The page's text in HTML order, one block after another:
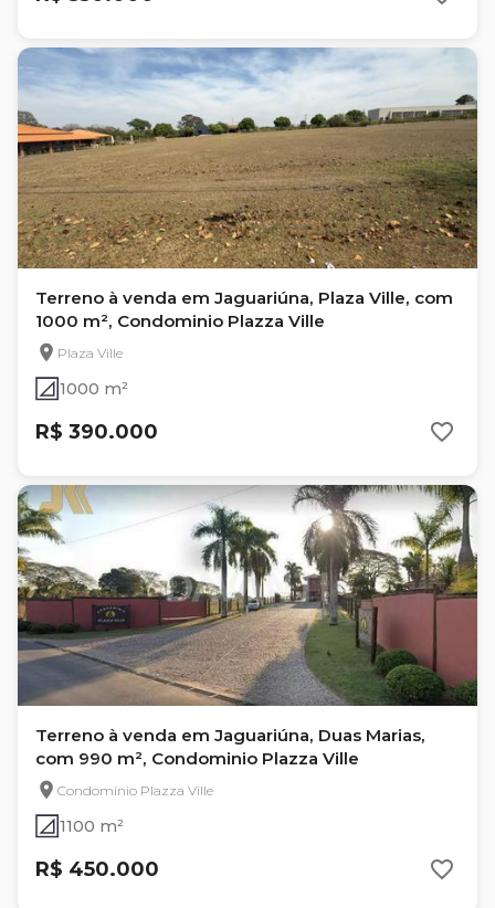
Terreno à venda em Jaguariúna, Plaza Ville, com
1000 m², Condominio Plazza Ville
Plaza Ville
1000 m²
R$ 390.000
Terreno à venda em Jaguariúna, Duas Marias,
com 990 m², Condominio Plazza Ville
Condomínio Plazza Ville
1100 m²
R$ 450.000